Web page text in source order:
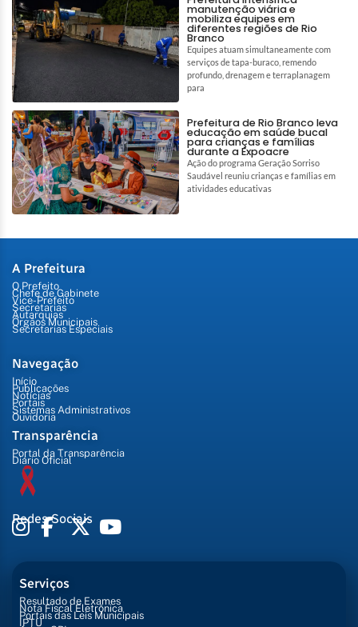
manutenção viária e
mobiliza equipes em
diferentes regiões de Rio
Branco
Equipes atuam simultaneamente com
serviços de tapa-buraco, remendo
profundo, drenagem e terraplanagem
para
Prefeitura de Rio Branco leva
educação em saúde bucal
para crianças e famílias
durante a Expoacre
Ação do programa Geração Sorriso
Saudável reuniu crianças e famílias em
atividades educativas
A Prefeitura
O Prefeito
Chefe de Gabinete
Vice-Prefeito
Secretarias
Autarquias
Órgãos Municipais
Secretarias Especiais
Navegação
Início
Publicações
Notícias
Portais
Sistemas Administrativos
Ouvidoria
Transparência
Portal da Transparência
Diário Oficial
Redes Sociais
Serviços
Resultado de Exames
Nota Fiscal Eletrônica
Portais das Leis Municipais
IPTU